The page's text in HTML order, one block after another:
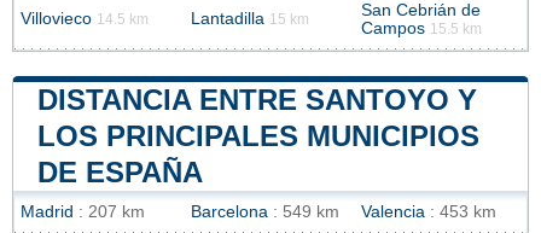
Villovieco 14.5 km Lantadilla 15 km
San Cebrián de
Campos 15.5 km
DISTANCIA ENTRE SANTOYO Y
LOS PRINCIPALES MUNICIPIOS
DE ESPAÑA
Madrid : 207 km Barcelona : 549 km Valencia : 453 km